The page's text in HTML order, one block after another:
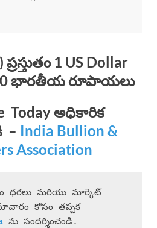
1 US Dollar
భారతీయ రూపాయలు
Today అధికారిక
– India Bullion &
Association
ధరలు మరియు మార్కెట్
ను సందర్శించండి.